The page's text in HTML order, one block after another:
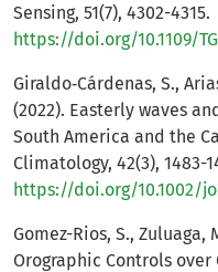
Sensing, 51(7), 4302-4315.
https://doi.org/10.1109/
Giraldo‐Cárdenas, S.,
(2022). Easterly waves
South America and the
Climatology, 42(3), 1483-
https://doi.org/10.1002/
Gomez-Rios, S., Zuluaga,
Orographic Controls